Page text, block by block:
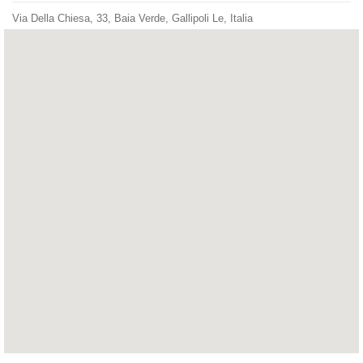
Via Della Chiesa, 33, Baia Verde, Gallipoli Le, Italia